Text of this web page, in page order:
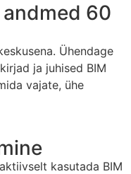
60
Ühendage
ja juhised BIM
vajate, ühe
kasutada BIM